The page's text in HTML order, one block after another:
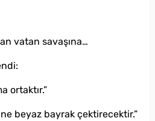
vatan savaşına…
ortaktır.”
beyaz bayrak çektirecektir.”